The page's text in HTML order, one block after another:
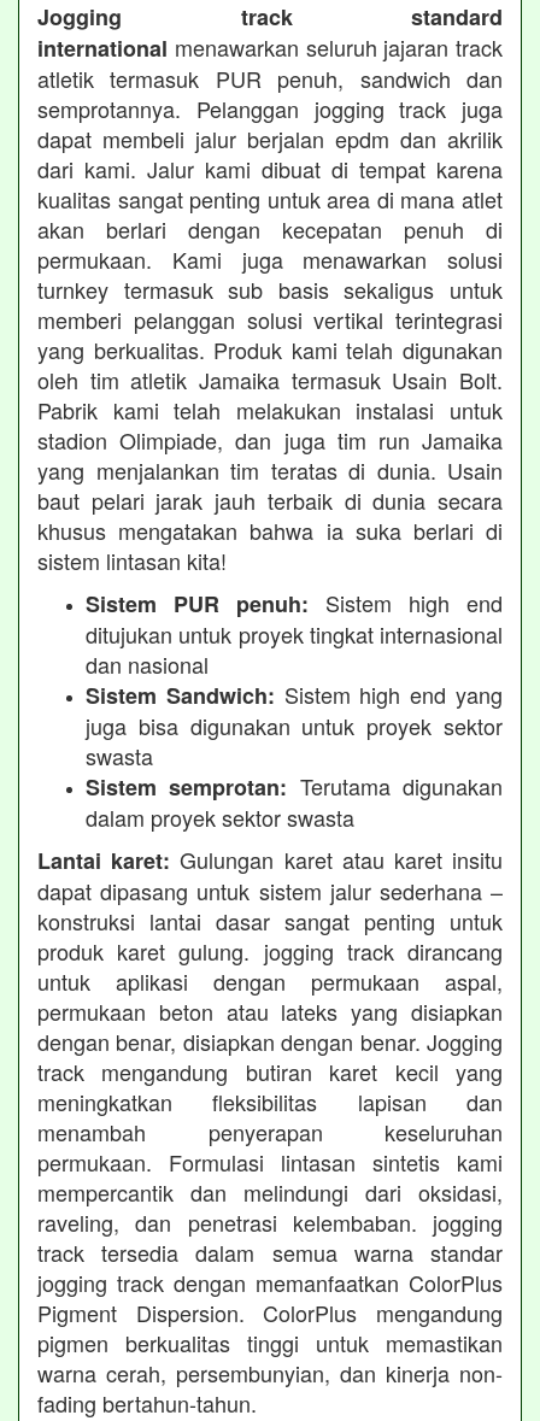
Jogging track standard
international menawarkan seluruh jajaran track
atletik termasuk PUR penuh, sandwich dan
semprotannya. Pelanggan jogging track juga
dapat membeli jalur berjalan epdm dan akrilik
dari kami. Jalur kami dibuat di tempat karena
kualitas sangat penting untuk area di mana atlet
akan berlari dengan kecepatan penuh di
permukaan. Kami juga menawarkan solusi
turnkey termasuk sub basis sekaligus untuk
memberi pelanggan solusi vertikal terintegrasi
yang berkualitas. Produk kami telah digunakan
oleh tim atletik Jamaika termasuk Usain Bolt.
Pabrik kami telah melakukan instalasi untuk
stadion Olimpiade, dan juga tim run Jamaika
yang menjalankan tim teratas di dunia. Usain
baut pelari jarak jauh terbaik di dunia secara
khusus mengatakan bahwa ia suka berlari di
sistem lintasan kita!
Sistem PUR penuh: Sistem high end
ditujukan untuk proyek tingkat internasional
dan nasional
Sistem Sandwich: Sistem high end yang
juga bisa digunakan untuk proyek sektor
swasta
Sistem semprotan: Terutama digunakan
dalam proyek sektor swasta
Lantai karet: Gulungan karet atau karet insitu
dapat dipasang untuk sistem jalur sederhana –
konstruksi lantai dasar sangat penting untuk
produk karet gulung. jogging track dirancang
untuk aplikasi dengan permukaan aspal,
permukaan beton atau lateks yang disiapkan
dengan benar, disiapkan dengan benar. Jogging
track mengandung butiran karet kecil yang
meningkatkan fleksibilitas lapisan dan
menambah penyerapan keseluruhan
permukaan. Formulasi lintasan sintetis kami
mempercantik dan melindungi dari oksidasi,
raveling, dan penetrasi kelembaban. jogging
track tersedia dalam semua warna standar
jogging track dengan memanfaatkan ColorPlus
Pigment Dispersion. ColorPlus mengandung
pigmen berkualitas tinggi untuk memastikan
warna cerah, persembunyian, dan kinerja non-
fading bertahun-tahun.